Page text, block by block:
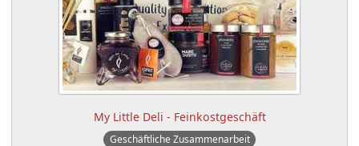
My Little Deli - Feinkostgeschäft
Geschäftliche Zusammenarbeit